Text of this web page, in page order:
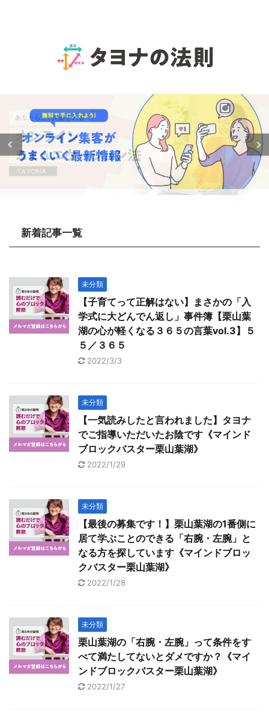
新着記事一覧
未分類
【子育てって正解はない】まさかの「入
学式に大どんでん返し」事件簿【栗山葉
湖の心が軽くなる３６５の言葉vol.3】５
５／３６５
2022/3/3
未分類
【一気読みしたと言われました】タヨナ
でご指導いただいたお陰です《マインド
ブロックバスター栗山葉湖》
2022/1/29
未分類
【最後の募集です！】栗山葉湖の1番側に
居て学ぶことのできる「右腕・左腕」と
なる方を探しています《マインドブロッ
クバスター栗山葉湖》
2022/1/28
未分類
栗山葉湖の「右腕・左腕」って条件をす
べて満たしてないとダメですか？《マイ
ンドブロックバスター栗山葉湖》
2022/1/27